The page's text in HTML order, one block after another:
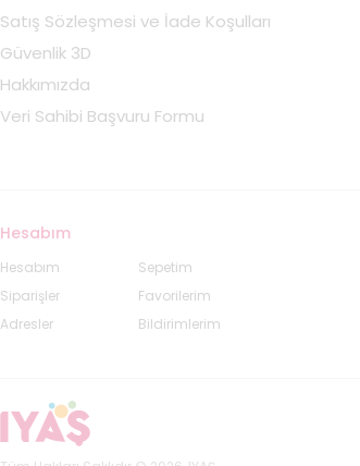
Satış Sözleşmesi ve İade Koşulları
Güvenlik 3D
Hakkımızda
Veri Sahibi Başvuru Formu
Hesabım
Hesabım
Siparişler
Adresler
Sepetim
Favorilerim
Bildirimlerim